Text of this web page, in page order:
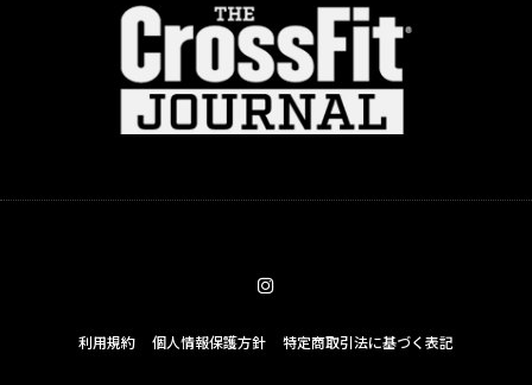
利用規約 個人情報保護方針 特定商取引法に基づく表記